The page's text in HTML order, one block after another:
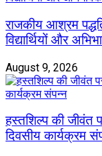
राजकीय आश्रम
विद्यार्थियों और
August 9, 2026
हस्तशिल्प की जीवंत
दिवसीय कार्यक्रम